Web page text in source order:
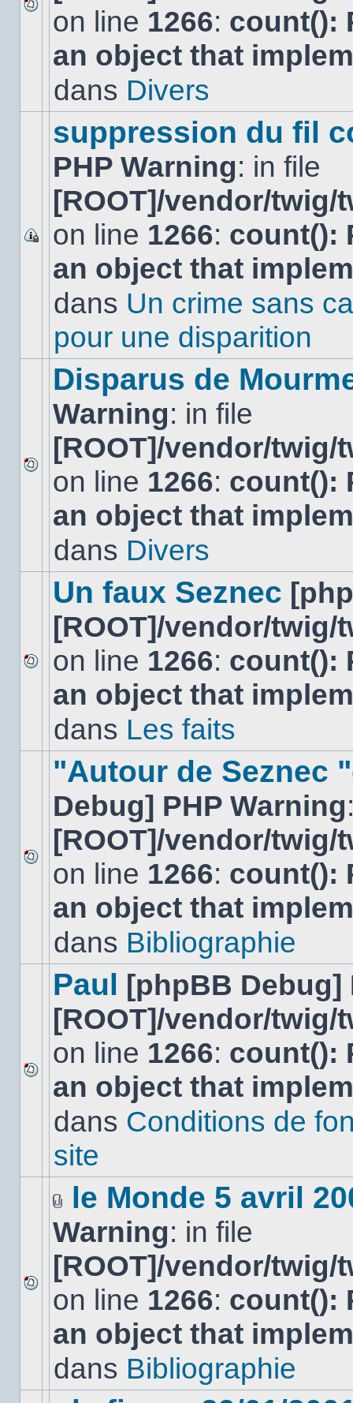
Aucun
nouveau
message
non-
dans
on line 1266: count():
an object that
dans Divers
sujet
est
verrouillé,
vous
pouvez
pas
modifier
messages
poster
réponse.
suppression du fil
PHP Warning: in file
[ROOT]/vendor/
on line 1266: count():
an object that
dans Un crime sans
pour une disparition
Aucun
nouveau
message
non-
dans
Disparus de
Warning: in file
[ROOT]/vendor/
on line 1266: count():
an object that
dans Divers
Aucun
nouveau
message
Un faux Seznec
[ROOT]/vendor/
on line 1266: count():
an object that
dans Les faits
Aucun
nouveau
message
non-
dans
"Autour de Seznec
Debug] PHP Warning
[ROOT]/vendor/
on line 1266: count():
an object that
dans Bibliographie
Aucun
nouveau
message
non-
dans
Paul [phpBB Debug]
[ROOT]/vendor/
on line 1266: count():
an object that
dans Conditions de
site
Aucun
nouveau
message
non-
dans
joint(s)
le Monde 5 avril
Warning: in file
[ROOT]/vendor/
on line 1266: count():
an object that
dans Bibliographie